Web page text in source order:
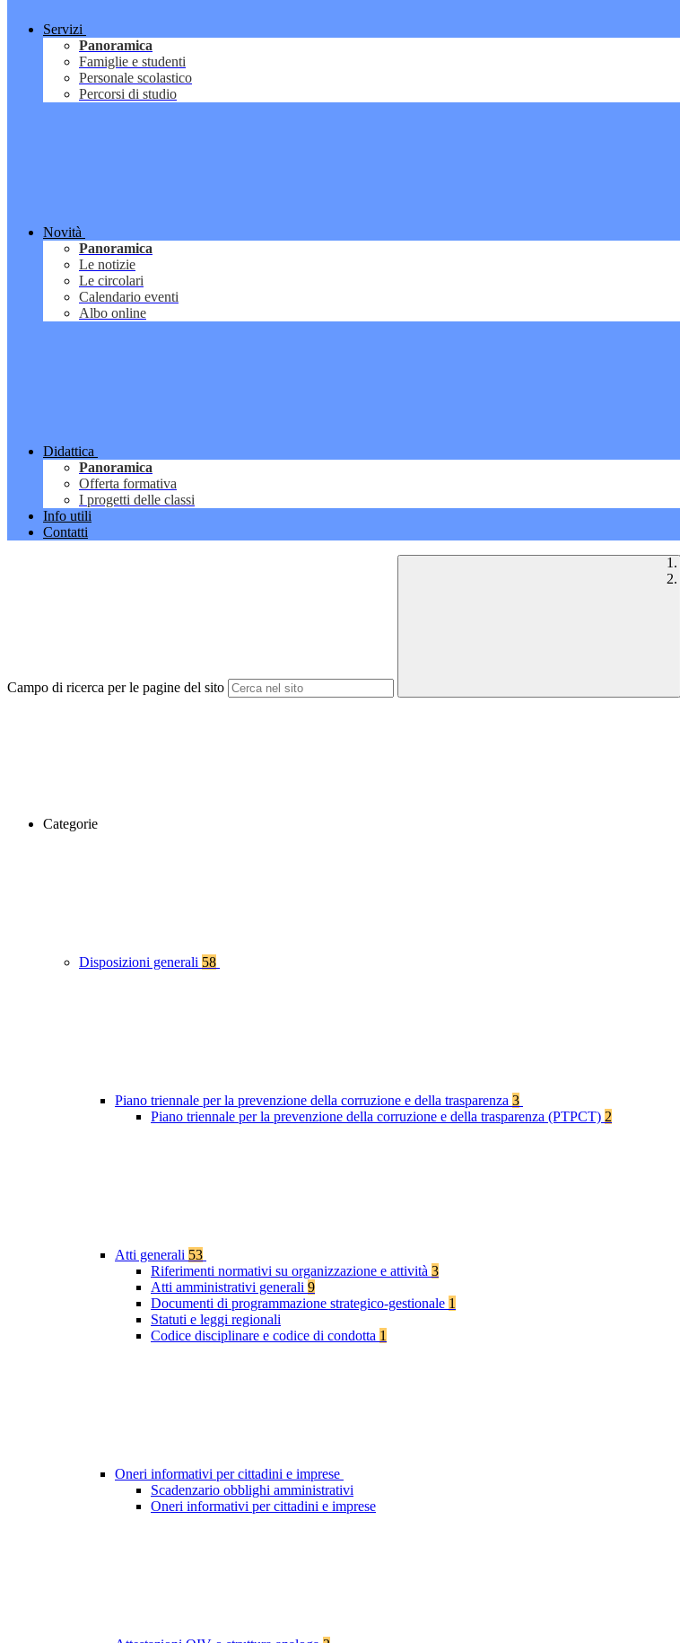
Servizi
Panoramica
Famiglie e studenti
Personale scolastico
Percorsi di studio
Novità
Panoramica
Le notizie
Le circolari
Calendario eventi
Albo online
Didattica
Panoramica
Offerta formativa
I progetti delle classi
Info utili
Contatti
Campo di ricerca per le pagine del sito
Categorie
Disposizioni generali 58
Piano triennale per la prevenzione della corruzione e della trasparenza 3
Piano triennale per la prevenzione della corruzione e della trasparenza (PTPCT) 2
Atti generali 53
Riferimenti normativi su organizzazione e attività 3
Atti amministrativi generali 9
Documenti di programmazione strategico-gestionale 1
Statuti e leggi regionali
Codice disciplinare e codice di condotta 1
Oneri informativi per cittadini e imprese
Scadenzario obblighi amministrativi
Oneri informativi per cittadini e imprese